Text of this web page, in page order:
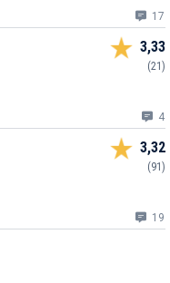
17
3,33
(21)
4
3,32
(91)
19